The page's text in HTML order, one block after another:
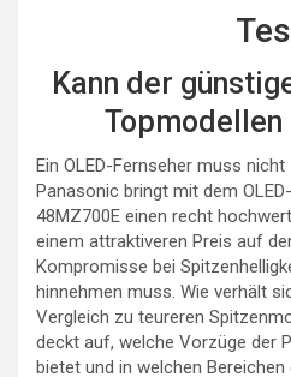
Kann der
Ein OLED-Fernseher muss nicht
Panasonic bringt mit dem
48MZ700E einen recht
einem attraktiveren Preis auf
Kompromisse bei
hinnehmen muss. Wie verhält
Vergleich zu teureren
deckt auf, welche Vorzüge der
bietet und in welchen